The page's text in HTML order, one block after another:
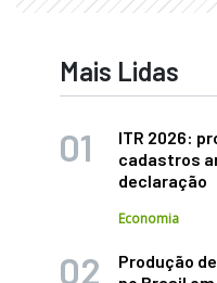
Mais Lidas
ITR 2026:
cadastros
declaração
Economia
Produção